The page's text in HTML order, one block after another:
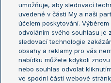
Sázkařský žebříček
Aktualní trendy
Fotbalové přestupy
umožňuje, aby sledovací
uvedené v části My a naši
účelem poskytování.
odvoláním svého souhlasu je
sledovací technologie
obsahy a reklamy pro vás
nabídku můžete kdykoli
nebo souhlas odvolat
ve spodní části webové